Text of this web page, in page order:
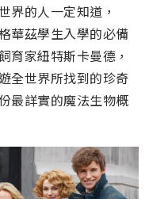
界的人一定知道，
華茲學生入學的必備
育家紐特斯卡曼德，
全世界所找到的珍奇
最詳實的魔法生物概